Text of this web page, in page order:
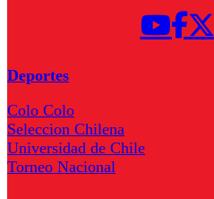
Deportes
Colo Colo
Seleccion Chilena
Universidad de Chile
Torneo Nacional